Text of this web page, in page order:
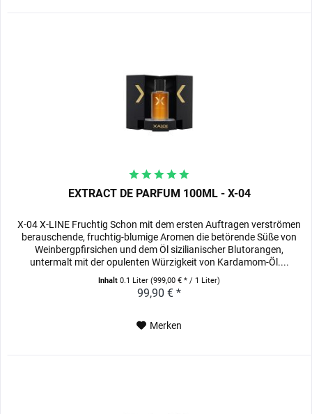
EXTRACT DE PARFUM 100ML - X-04
X-04 X-LINE Fruchtig Schon mit dem ersten Auftragen verströmen
berauschende, fruchtig-blumige Aromen die betörende Süße von
Weinbergpfirsichen und dem Öl sizilianischer Blutorangen,
untermalt mit der opulenten Würzigkeit von Kardamom-Öl....
Inhalt0.1 Liter(999,00 € * / 1 Liter)
99,90 € *
Merken